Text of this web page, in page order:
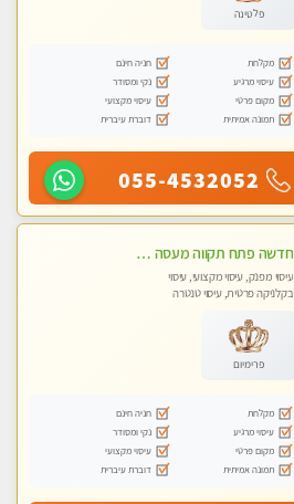
פלטינה
מקלחת
חניה חינם
עיסוי מרגיע
נקי ומסודר
מקום פרטי
עיסוי מקצועי
תמונה אמיתית
דוברת עיברית
055-4532052
חדשה פתח תקווה מעסה איכותית מקצועית לעיסוי משחרר ומרגיעה מומלץ באהבה❤️
עיסוי מפנק, עיסוי מקצועי, עיסוי
בקלניקה פרטית, עיסוי טנטרה
פרימיום
מקלחת
חניה חינם
עיסוי מרגיע
נקי ומסודר
מקום פרטי
עיסוי מקצועי
תמונה אמיתית
דוברת עיברית